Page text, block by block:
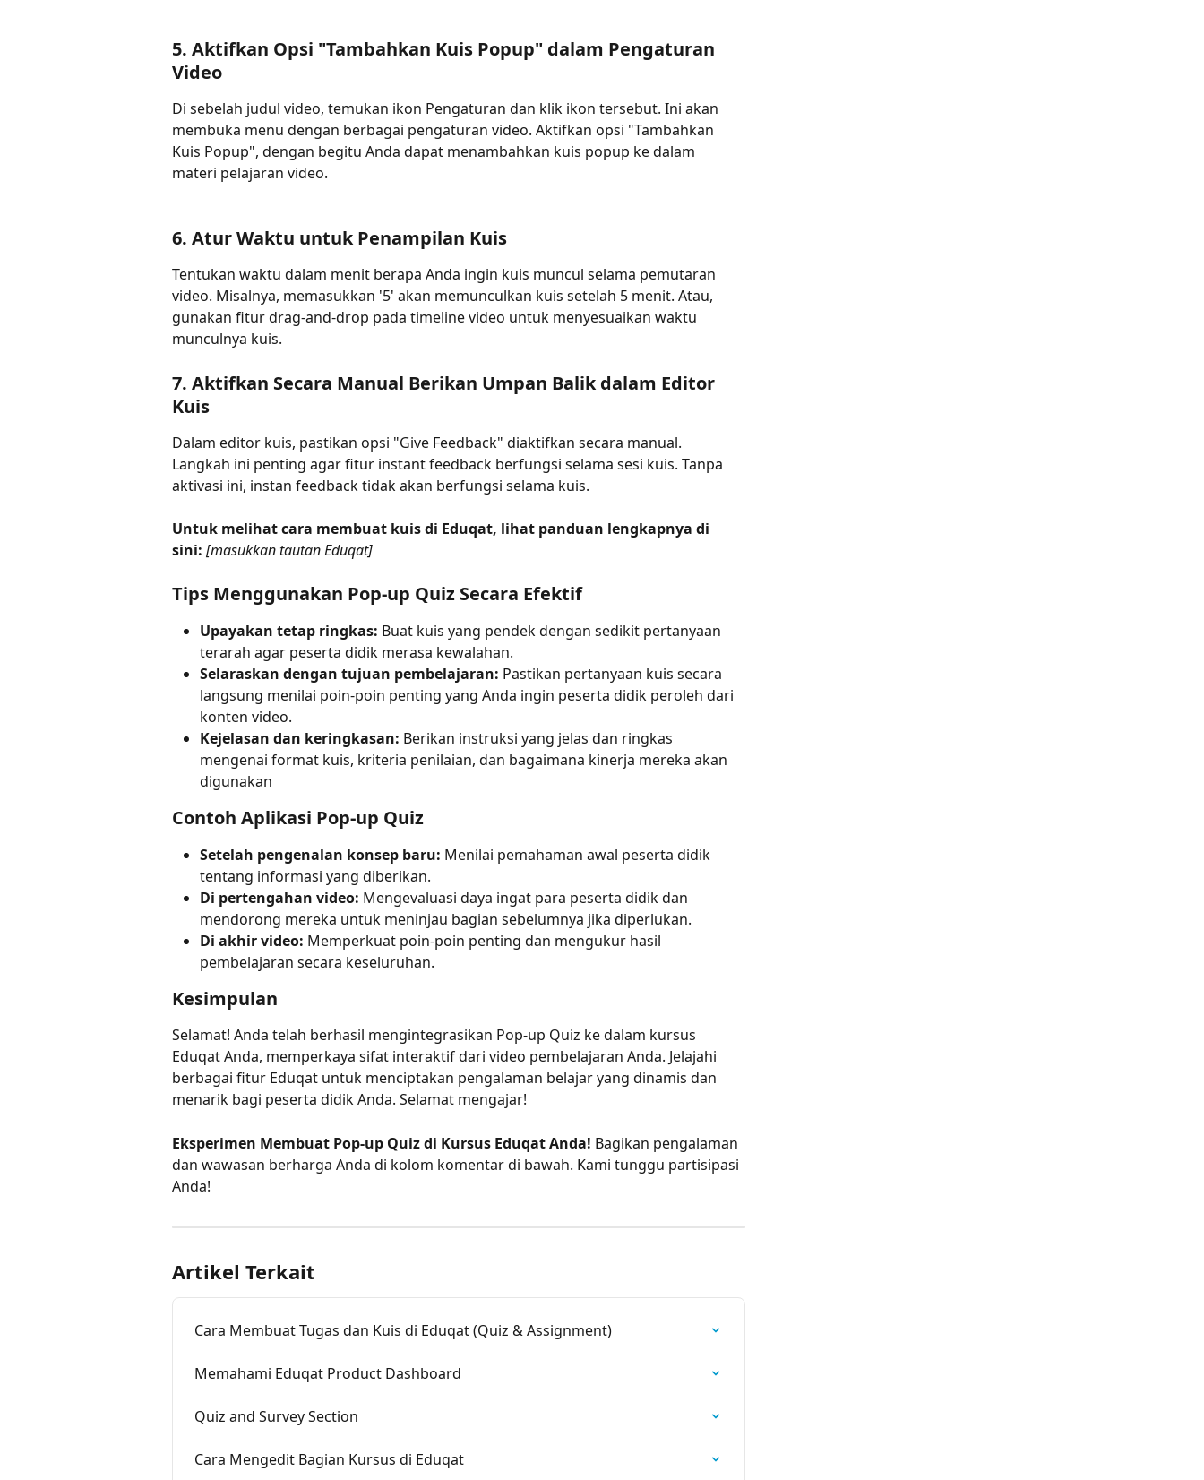
5. Aktifkan Opsi "Tambahkan Kuis Popup" dalam Pengaturan
Video
Di sebelah judul video, temukan ikon Pengaturan dan klik ikon tersebut. Ini akan
membuka menu dengan berbagai pengaturan video. Aktifkan opsi "Tambahkan
Kuis Popup", dengan begitu Anda dapat menambahkan kuis popup ke dalam
materi pelajaran video.
6. Atur Waktu untuk Penampilan Kuis
Tentukan waktu dalam menit berapa Anda ingin kuis muncul selama pemutaran
video. Misalnya, memasukkan '5' akan memunculkan kuis setelah 5 menit. Atau,
gunakan fitur drag-and-drop pada timeline video untuk menyesuaikan waktu
munculnya kuis.
7. Aktifkan Secara Manual Berikan Umpan Balik dalam Editor
Kuis
Dalam editor kuis, pastikan opsi "Give Feedback" diaktifkan secara manual.
Langkah ini penting agar fitur instant feedback berfungsi selama sesi kuis. Tanpa
aktivasi ini, instan feedback tidak akan berfungsi selama kuis.
Untuk melihat cara membuat kuis di Eduqat, lihat panduan lengkapnya di
sini: [masukkan tautan Eduqat]
Tips Menggunakan Pop-up Quiz Secara Efektif
Upayakan tetap ringkas: Buat kuis yang pendek dengan sedikit pertanyaan
terarah agar peserta didik merasa kewalahan.
Selaraskan dengan tujuan pembelajaran: Pastikan pertanyaan kuis secara
langsung menilai poin-poin penting yang Anda ingin peserta didik peroleh dari
konten video.
Kejelasan dan keringkasan: Berikan instruksi yang jelas dan ringkas
mengenai format kuis, kriteria penilaian, dan bagaimana kinerja mereka akan
digunakan
Contoh Aplikasi Pop-up Quiz
Setelah pengenalan konsep baru: Menilai pemahaman awal peserta didik
tentang informasi yang diberikan.
Di pertengahan video: Mengevaluasi daya ingat para peserta didik dan
mendorong mereka untuk meninjau bagian sebelumnya jika diperlukan.
Di akhir video: Memperkuat poin-poin penting dan mengukur hasil
pembelajaran secara keseluruhan.
Kesimpulan
Selamat! Anda telah berhasil mengintegrasikan Pop-up Quiz ke dalam kursus
Eduqat Anda, memperkaya sifat interaktif dari video pembelajaran Anda. Jelajahi
berbagai fitur Eduqat untuk menciptakan pengalaman belajar yang dinamis dan
menarik bagi peserta didik Anda. Selamat mengajar!
Eksperimen Membuat Pop-up Quiz di Kursus Eduqat Anda! Bagikan pengalaman
dan wawasan berharga Anda di kolom komentar di bawah. Kami tunggu partisipasi
Anda!
Artikel Terkait
Cara Membuat Tugas dan Kuis di Eduqat (Quiz & Assignment)
Memahami Eduqat Product Dashboard
Quiz and Survey Section
Cara Mengedit Bagian Kursus di Eduqat